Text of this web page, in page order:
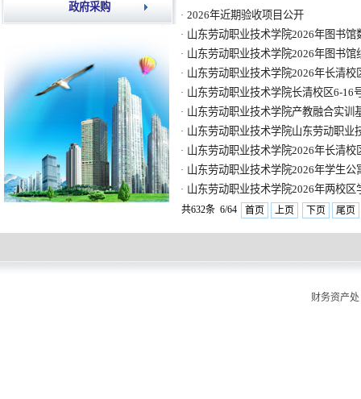
政府采购
· 2026年近期验收项目公开
· 山东劳动职业技术学院2026年图书
· 山东劳动职业技术学院2026年图书
· 山东劳动职业技术学院2026年长清
· 山东劳动职业技术学院长清校区6-16
· 山东劳动职业技术学院产教融合实训
· 山东劳动职业技术学院山东劳动职业
· 山东劳动职业技术学院2026年长清
· 山东劳动职业技术学院2026年学生
· 山东劳动职业技术学院2026年两校
共632条 6/64 首页 上页 下页 尾页
财务资产